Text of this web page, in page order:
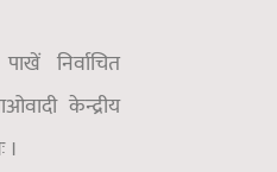
निर्वाचित
केन्द्रीय
।